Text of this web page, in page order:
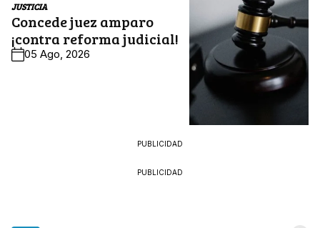
JUSTICIA
Concede juez amparo
¡contra reforma judicial!
05 Ago, 2026
PUBLICIDAD
PUBLICIDAD